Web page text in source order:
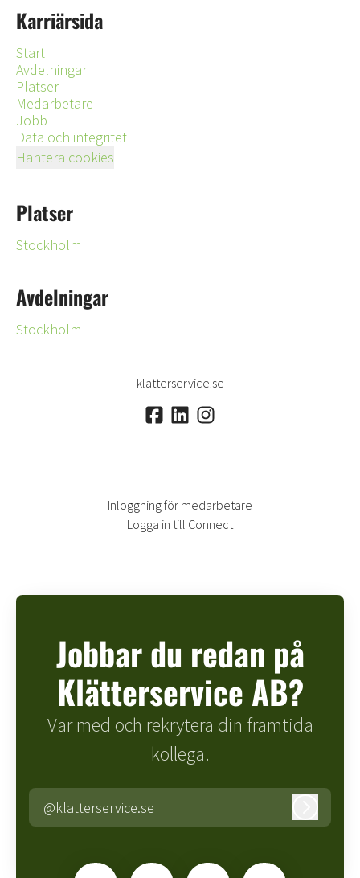
Karriärsida
Start
Avdelningar
Platser
Medarbetare
Jobb
Data och integritet
Hantera cookies
Platser
Stockholm
Avdelningar
Stockholm
klatterservice.se
Inloggning för medarbetare
Logga in till Connect
Jobbar du redan på
Klätterservice AB?
Var med och rekrytera din framtida
kollega.
@klatterservice.se